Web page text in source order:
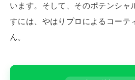
います。そして、そのポテンシャ
すには、やはりプロによるコーテ
ん。